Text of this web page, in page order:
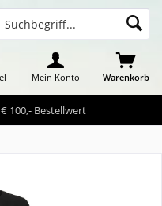
100,- Bestellwert
Warenkorb
Mein Konto